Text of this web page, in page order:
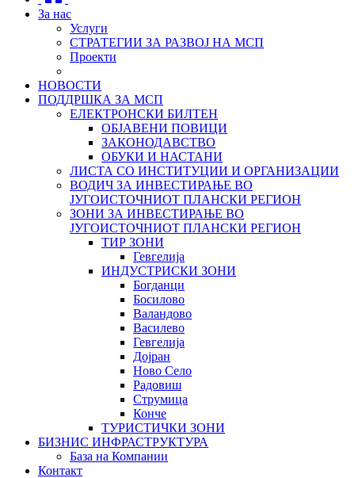
За нас
Услуги
СТРАТЕГИИ ЗА РАЗВОЈ НА МСП
Проекти
НОВОСТИ
ПОДДРШКА ЗА МСП
ЕЛЕКТРОНСКИ БИЛТЕН
ОБЈАВЕНИ ПОВИЦИ
ЗАКОНОДАВСТВО
ОБУКИ И НАСТАНИ
ЛИСТА СО ИНСТИТУЦИИ И ОРГАНИЗАЦИИ
ВОДИЧ ЗА ИНВЕСТИРАЊЕ ВО
ЈУГОИСТОЧНИОТ ПЛАНСКИ РЕГИОН
ЗОНИ ЗА ИНВЕСТИРАЊЕ ВО
ЈУГОИСТОЧНИОТ ПЛАНСКИ РЕГИОН
ТИР ЗОНИ
Гевгелија
ИНДУСТРИСКИ ЗОНИ
Богданци
Босилово
Валандово
Василево
Гевгелија
Дојран
Ново Село
Радовиш
Струмица
Конче
ТУРИСТИЧКИ ЗОНИ
БИЗНИС ИНФРАСТРУКТУРА
База на Компании
Контакт